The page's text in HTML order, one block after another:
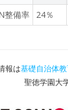
整備率
24％
報は基礎自治体
聖徳学園大